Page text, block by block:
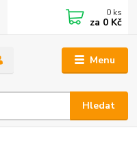
Menu
Hledat
0 ks
za 0 Kč